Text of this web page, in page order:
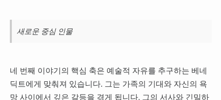
새로운 중심 인물
네 번째 이야기의 핵심 축은 예술적 자유를 추구하는 베네
딕트에게 맞춰져 있습니다. 그는 가족의 기대와 자신의 욕
망 사이에서 깊은 갈등을 겪게 됩니다. 그의 서사와 긴밀하